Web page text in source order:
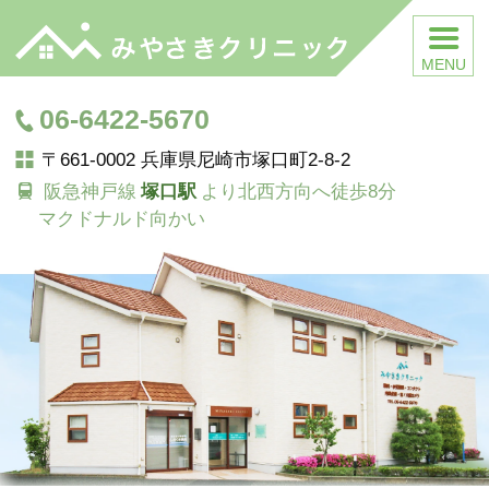
みやさきクリニック｜尼崎
市 塚口｜内科 胃カメラ 大腸
カメラ 眼科
06-6422-5670
〒661-0002 兵庫県尼崎市塚口町2-8-2
阪急神戸線 塚口駅 より北西方向へ徒歩8分
マクドナルド向かい